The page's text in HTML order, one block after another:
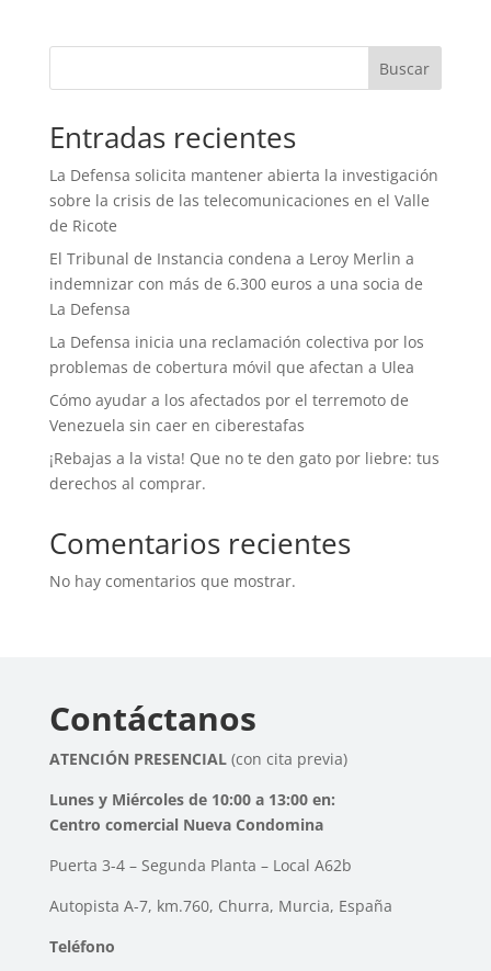
Buscar
Entradas recientes
La Defensa solicita mantener abierta la investigación
sobre la crisis de las telecomunicaciones en el Valle
de Ricote
El Tribunal de Instancia condena a Leroy Merlin a
indemnizar con más de 6.300 euros a una socia de
La Defensa
La Defensa inicia una reclamación colectiva por los
problemas de cobertura móvil que afectan a Ulea
Cómo ayudar a los afectados por el terremoto de
Venezuela sin caer en ciberestafas
¡Rebajas a la vista! Que no te den gato por liebre: tus
derechos al comprar.
Comentarios recientes
No hay comentarios que mostrar.
Contáctanos
ATENCIÓN PRESENCIAL (con cita previa)
Lunes y Miércoles de 10:00 a 13:00 en:
Centro comercial Nueva Condomina
Puerta 3-4 – Segunda Planta – Local A62b
Autopista A-7, km.760, Churra, Murcia, España
Teléfono